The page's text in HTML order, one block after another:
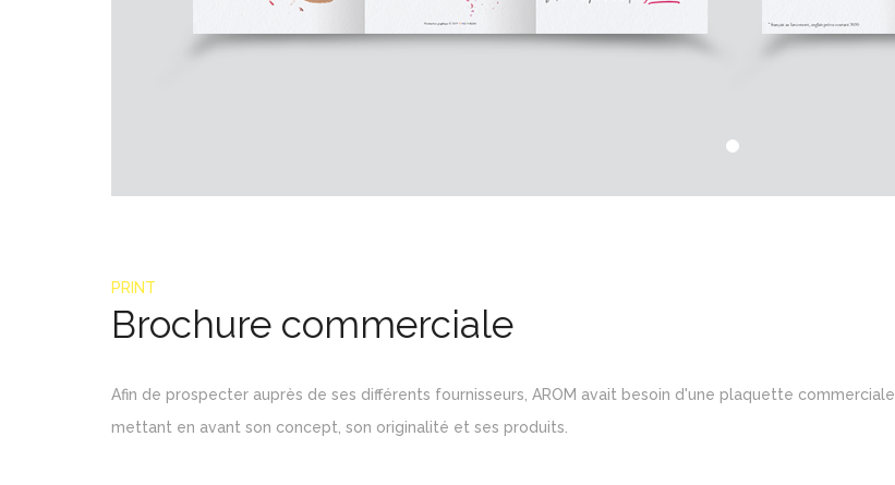
PRINT
Brochure commerciale
Afin de prospecter auprès de ses différents fournisseurs, AROM avait besoin d'une plaquette commerciale
mettant en avant son concept, son originalité et ses produits.